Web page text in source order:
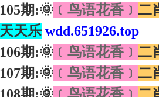
105期:🌞 ﹝鸟语花香﹞ 二
天天乐 wdd.651926.top
106期:🌞 ﹝鸟语花香﹞ 二
107期:🌞 ﹝鸟语花香﹞ 二